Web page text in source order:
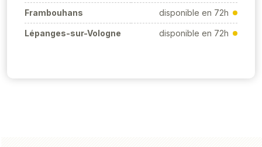
Frambouhans disponible en 72h
Lépanges-sur-Vologne disponible en 72h